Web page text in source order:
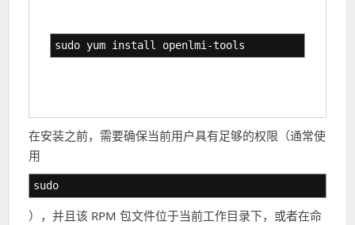
sudo yum install openlmi-tools
在安装之前，需要确保当前用户具有足够的权限（通常使
用
sudo
），并且该 RPM 包文件位于当前工作目录下，或者在命